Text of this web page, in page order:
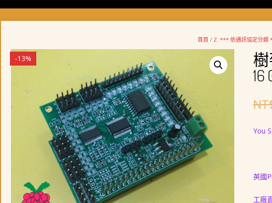
首頁 / Z. *** 依通訊協定分類
-13% 樹
16
You
英國
工廠